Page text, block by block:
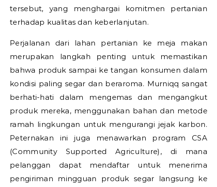
tersebut, yang menghargai komitmen pertanian
terhadap kualitas dan keberlanjutan.
Perjalanan dari lahan pertanian ke meja makan
merupakan langkah penting untuk memastikan
bahwa produk sampai ke tangan konsumen dalam
kondisi paling segar dan beraroma. Murniqq sangat
berhati-hati dalam mengemas dan mengangkut
produk mereka, menggunakan bahan dan metode
ramah lingkungan untuk mengurangi jejak karbon.
Peternakan ini juga menawarkan program CSA
(Community Supported Agriculture), di mana
pelanggan dapat mendaftar untuk menerima
pengiriman mingguan produk segar langsung ke